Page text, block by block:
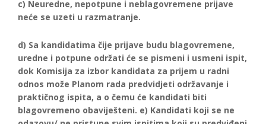
c) Neuredne, nepotpune i neblagovremene prijave
neće se uzeti u razmatranje.
d) Sa kandidatima čije prijave budu blagovremene,
uredne i potpune održati će se pismeni i usmeni ispit,
dok Komisija za izbor kandidata za prijem u radni
odnos može Planom rada predvidjeti održavanje i
praktičnog ispita, a o čemu će kandidati biti
blagovremeno obaviješteni. e) Kandidati koji se ne